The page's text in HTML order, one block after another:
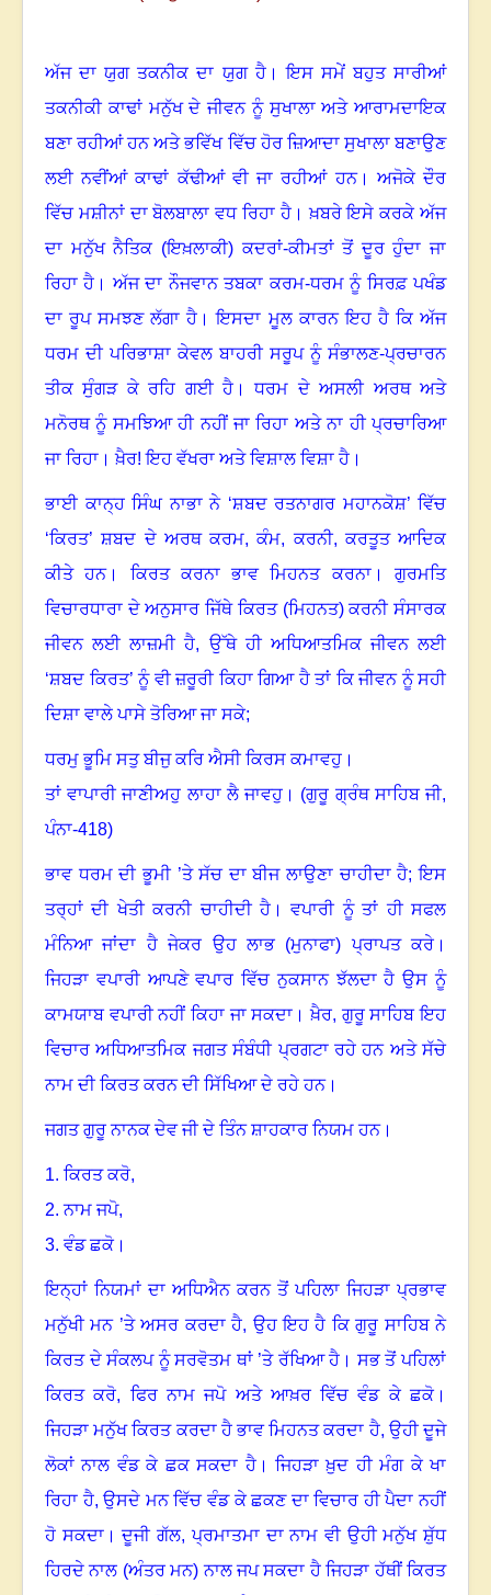
ਅੱਜ ਦਾ ਯੁਗ ਤਕਨੀਕ ਦਾ ਯੁਗ ਹੈ।ਇਸ ਸਮੇਂ ਬਹੁਤ ਸਾਰੀਆਂ
ਤਕਨੀਕੀ ਕਾਢਾਂ ਮਨੁੱਖ ਦੇ ਜੀਵਨ ਨੂੰ ਸੁਖਾਲਾ ਅਤੇ ਆਰਾਮਦਾਇਕ
ਬਣਾ ਰਹੀਆਂ ਹਨ ਅਤੇ ਭਵਿੱਖ ਵਿੱਚ ਹੋਰ ਜ਼ਿਆਦਾ ਸੁਖਾਲਾ ਬਣਾਉਣ
ਲਈ ਨਵੀਂਆਂ ਕਾਢਾਂ ਕੱਢੀਆਂ ਵੀ ਜਾ ਰਹੀਆਂ ਹਨ। ਅਜੋਕੇ ਦੌਰ
ਵਿੱਚ ਮਸ਼ੀਨਾਂ ਦਾ ਬੋਲਬਾਲਾ ਵਧ ਰਿਹਾ ਹੈ।ਖ਼ਬਰੇ ਇਸੇ ਕਰਕੇ ਅੱਜ
ਦਾ ਮਨੁੱਖ ਨੈਤਿਕ (ਇਖ਼ਲਾਕੀ) ਕਦਰਾਂ-ਕੀਮਤਾਂ ਤੋਂ ਦੂਰ ਹੁੰਦਾ ਜਾ
ਰਿਹਾ ਹੈ । ਅੱਜ ਦਾ ਨੌਜਵਾਨ ਤਬਕਾ ਕਰਮ-ਧਰਮ ਨੂੰ ਸਿਰਫ਼ ਪਖੰਡ
ਦਾ ਰੂਪ ਸਮਝਣ ਲੱਗਾ ਹੈ ।ਇਸਦਾ ਮੂਲ ਕਾਰਨ ਇਹ ਹੈ ਕਿ ਅੱਜ
ਧਰਮ ਦੀ ਪਰਿਭਾਸ਼ਾ ਕੇਵਲ ਬਾਹਰੀ ਸਰੂਪ ਨੂੰ ਸੰਭਾਲਣ-ਪ੍ਰਚਾਰਨ
ਤੀਕ ਸੁੰਗੜ ਕੇ ਰਹਿ ਗਈ ਹੈ ।ਧਰਮ ਦੇ ਅਸਲੀ ਅਰਥ ਅਤੇ
ਮਨੋਰਥ ਨੂੰ ਸਮਝਿਆ ਹੀ ਨਹੀਂ ਜਾ ਰਿਹਾ ਅਤੇ ਨਾ ਹੀ ਪ੍ਰਚਾਰਿਆ
ਜਾ ਰਿਹਾ ।ਖ਼ੈਰ! ਇਹ ਵੱਖਰਾ ਅਤੇ ਵਿਸ਼ਾਲ ਵਿਸ਼ਾ ਹੈ ।
ਭਾਈ ਕਾਨ੍ਹ ਸਿੰਘ ਨਾਭਾ ਨੇ ‘ਸ਼ਬਦ ਰਤਨਾਗਰ ਮਹਾਨਕੋਸ਼’ ਵਿੱਚ
‘ਕਿਰਤ’ ਸ਼ਬਦ ਦੇ ਅਰਥ ਕਰਮ,ਕੰਮ,ਕਰਨੀ,ਕਰਤੂਤ ਆਦਿਕ
ਕੀਤੇ ਹਨ। ਕਿਰਤ ਕਰਨਾ ਭਾਵ ਮਿਹਨਤ ਕਰਨਾ।ਗੁਰਮਤਿ
ਵਿਚਾਰਧਾਰਾ ਦੇ ਅਨੁਸਾਰ ਜਿੱਥੇ ਕਿਰਤ (ਮਿਹਨਤ) ਕਰਨੀ ਸੰਸਾਰਕ
ਜੀਵਨ ਲਈ ਲਾਜ਼ਮੀ ਹੈ, ਉੱਥੇ ਹੀ ਅਧਿਆਤਮਿਕ ਜੀਵਨ ਲਈ
‘ਸ਼ਬਦ ਕਿਰਤ’ ਨੂੰ ਵੀ ਜ਼ਰੂਰੀ ਕਿਹਾ ਗਿਆ ਹੈ ਤਾਂ ਕਿ ਜੀਵਨ ਨੂੰ ਸਹੀ
ਦਿਸ਼ਾ ਵਾਲੇ ਪਾਸੇ ਤੋਰਿਆ ਜਾ ਸਕੇ;
ਧਰਮੁ ਭੂਮਿ ਸਤੁ ਬੀਜੁ ਕਰਿ ਐਸੀ ਕਿਰਸ ਕਮਾਵਹੁ ।
ਤਾਂ ਵਾਪਾਰੀ ਜਾਣੀਅਹੁ ਲਾਹਾ ਲੈ ਜਾਵਹੁ । (ਗੁਰੂ ਗ੍ਰੰਥ ਸਾਹਿਬ ਜੀ,
ਪੰਨਾ-418)
ਭਾਵ ਧਰਮ ਦੀ ਭੂਮੀ ’ਤੇ ਸੱਚ ਦਾ ਬੀਜ ਲਾਉਣਾ ਚਾਹੀਦਾ ਹੈ;ਇਸ
ਤਰ੍ਹਾਂ ਦੀ ਖੇਤੀ ਕਰਨੀ ਚਾਹੀਦੀ ਹੈ ।ਵਪਾਰੀ ਨੂੰ ਤਾਂ ਹੀ ਸਫਲ
ਮੰਨਿਆ ਜਾਂਦਾ ਹੈ ਜੇਕਰ ਉਹ ਲਾਭ (ਮੁਨਾਫਾ) ਪ੍ਰਾਪਤ ਕਰੇ ।
ਜਿਹੜਾ ਵਪਾਰੀ ਆਪਣੇ ਵਪਾਰ ਵਿੱਚ ਨੁਕਸਾਨ ਝੱਲਦਾ ਹੈ ਉਸ ਨੂੰ
ਕਾਮਯਾਬ ਵਪਾਰੀ ਨਹੀਂ ਕਿਹਾ ਜਾ ਸਕਦਾ ।ਖ਼ੈਰ, ਗੁਰੂ ਸਾਹਿਬ ਇਹ
ਵਿਚਾਰ ਅਧਿਆਤਮਿਕ ਜਗਤ ਸੰਬੰਧੀ ਪ੍ਰਗਟਾ ਰਹੇ ਹਨ ਅਤੇ ਸੱਚੇ
ਨਾਮ ਦੀ ਕਿਰਤ ਕਰਨ ਦੀ ਸਿੱਖਿਆ ਦੇ ਰਹੇ ਹਨ।
ਜਗਤ ਗੁਰੂ ਨਾਨਕ ਦੇਵ ਜੀ ਦੇ ਤਿੰਨ ਸ਼ਾਹਕਾਰ ਨਿਯਮ ਹਨ।
1. ਕਿਰਤ ਕਰੋ,
2.ਨਾਮ ਜਪੋ,
3. ਵੰਡ ਛਕੋ।
ਇਨ੍ਹਾਂ ਨਿਯਮਾਂ ਦਾ ਅਧਿਐਨ ਕਰਨ ਤੋਂ ਪਹਿਲਾ ਜਿਹੜਾ ਪ੍ਰਭਾਵ
ਮਨੁੱਖੀ ਮਨ ’ਤੇ ਅਸਰ ਕਰਦਾ ਹੈ, ਉਹ ਇਹ ਹੈ ਕਿ ਗੁਰੂ ਸਾਹਿਬ ਨੇ
ਕਿਰਤ ਦੇ ਸੰਕਲਪ ਨੂੰ ਸਰਵੋਤਮ ਥਾਂ ’ਤੇ ਰੱਖਿਆ ਹੈ । ਸਭ ਤੋਂ ਪਹਿਲਾਂ
ਕਿਰਤ ਕਰੋ, ਫਿਰ ਨਾਮ ਜਪੋ ਅਤੇ ਆਖ਼ਰ ਵਿੱਚ ਵੰਡ ਕੇ ਛਕੋ।
ਜਿਹੜਾ ਮਨੁੱਖ ਕਿਰਤ ਕਰਦਾ ਹੈ ਭਾਵ ਮਿਹਨਤ ਕਰਦਾ ਹੈ, ਉਹੀ ਦੂਜੇ
ਲੋਕਾਂ ਨਾਲ ਵੰਡ ਕੇ ਛਕ ਸਕਦਾ ਹੈ। ਜਿਹੜਾ ਖ਼ੁਦ ਹੀ ਮੰਗ ਕੇ ਖਾ
ਰਿਹਾ ਹੈ, ਉਸਦੇ ਮਨ ਵਿੱਚ ਵੰਡ ਕੇ ਛਕਣ ਦਾ ਵਿਚਾਰ ਹੀ ਪੈਦਾ ਨਹੀਂ
ਹੋ ਸਕਦਾ।ਦੂਜੀ ਗੱਲ,ਪ੍ਰਮਾਤਮਾ ਦਾ ਨਾਮ ਵੀ ਉਹੀ ਮਨੁੱਖ ਸ਼ੁੱਧ
ਹਿਰਦੇ ਨਾਲ (ਅੰਤਰ ਮਨ) ਨਾਲ ਜਪ ਸਕਦਾ ਹੈ ਜਿਹੜਾ ਹੱਥੀਂ ਕਿਰਤ